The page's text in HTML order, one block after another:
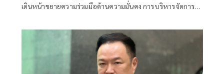
เดินหน้าขยายความร่วมมือด้านความมั่นคง การบริหารจัดการ